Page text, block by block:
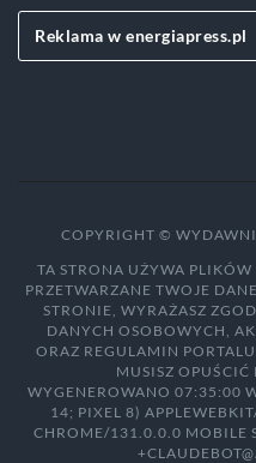
Reklama w energiapress.pl
COPYRIGHT ©
TA STRONA UŻYWA
PRZETWARZANE TWOJE
STRONIE, WYRAŻASZ
DANYCH OSOBOWYCH,
ORAZ REGULAMIN
MUSISZ OPUŚCIĆ
WYGENEROWANO 07:35:00
14; PIXEL 8)
CHROME/131.0.0.0 MOBILE